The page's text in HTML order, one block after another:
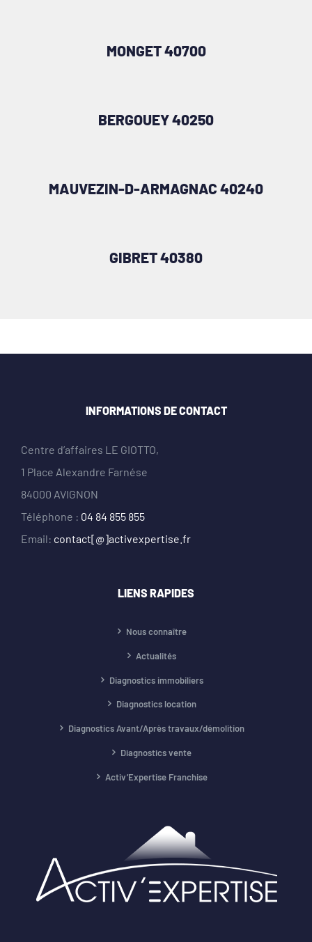
MONGET 40700
BERGOUEY 40250
MAUVEZIN-D-ARMAGNAC 40240
GIBRET 40380
INFORMATIONS DE CONTACT
Centre d’affaires LE GIOTTO,
1 Place Alexandre Farnése
84000 AVIGNON
Téléphone : 04 84 855 855
Email: contact[@]activexpertise.fr
LIENS RAPIDES
Nous connaître
Actualités
Diagnostics immobiliers
Diagnostics location
Diagnostics Avant/Après travaux/démolition
Diagnostics vente
Activ’Expertise Franchise